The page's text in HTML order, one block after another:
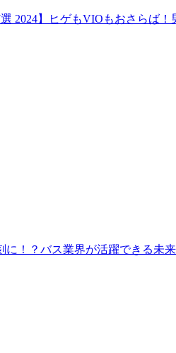
選 2024】ヒゲもVIOもおさらば
に！？バス業界が活躍できる未